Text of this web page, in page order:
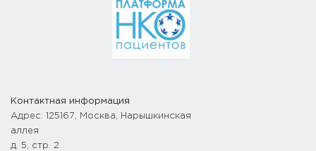
Контактная информация
Адрес: 125167, Москва, Нарышкинская
аллея
д. 5, стр. 2